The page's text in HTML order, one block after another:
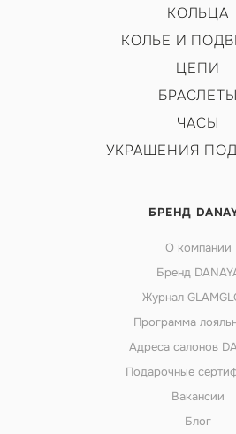
КОЛЬЦА
КОЛЬЕ И
ЦЕПИ
БРАСЛЕТЫ
ЧАСЫ
УКРАШЕНИЯ
БРЕНД
О компании
Бренд
Журнал
Программа
Адреса салонов
Подарочные
Вакансии
Блог